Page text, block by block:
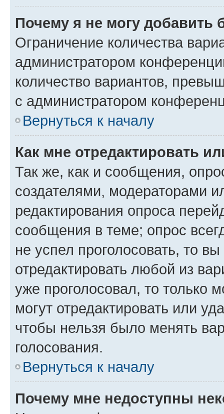
Почему я не могу добавить
Ограничение количества
администратором
количество вариантов,
с администратором
Вернуться к началу
Как мне отредактировать
Так же, как и сообщения,
создателями, модераторами
редактирования опроса
сообщения в теме; опрос
не успел проголосовать, то
отредактировать любой из
уже проголосовал, то только
могут отредактировать или
чтобы нельзя было менять
голосования.
Вернуться к началу
Почему мне недоступны